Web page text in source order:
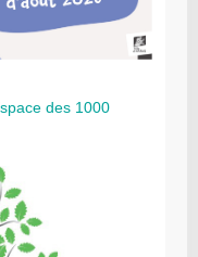
des 1000